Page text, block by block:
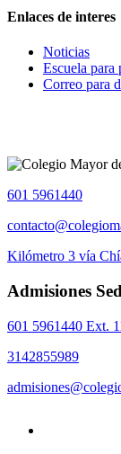
Enlaces de interes
Noticias
Escuela para
Correo para
601 5961440
Kilómetro 3 vía
Admisiones
601 5961440 Ext.
3142855989